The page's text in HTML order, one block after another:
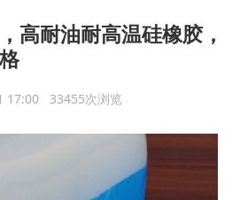
高耐油耐高温硅橡胶，
17:00 33455次浏览